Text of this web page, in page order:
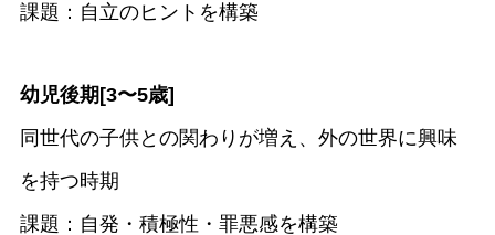
課題：自立のヒントを構築
幼児後期[3〜5歳]
同世代の子供との関わりが増え、外の世界に興味
を持つ時期
課題：自発・積極性・罪悪感を構築